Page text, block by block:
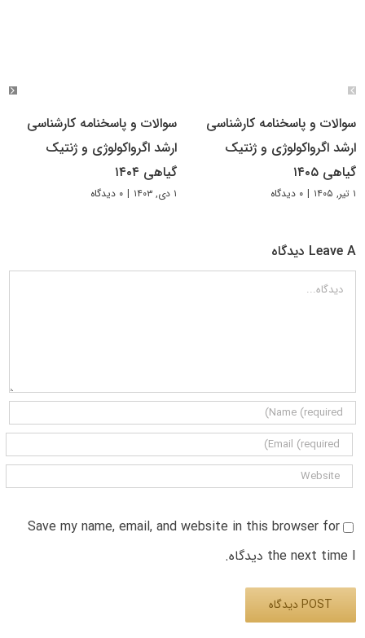
سوالات و پاسخنامه کارشناسی
ارشد اگرواکولوژی و ژنتیک
گیاهی ۱۴۰۵
۱ تیر, ۱۴۰۵ | ۰ دیدگاه
سوالات و پاسخنامه کارشناسی
ارشد اگرواکولوژی و ژنتیک
گیاهی ۱۴۰۴
۱ دی, ۱۴۰۳ | ۰ دیدگاه
Leave A دیدگاه
دیدگاه
Save my name, email, and website in this browser for
the next time I دیدگاه.